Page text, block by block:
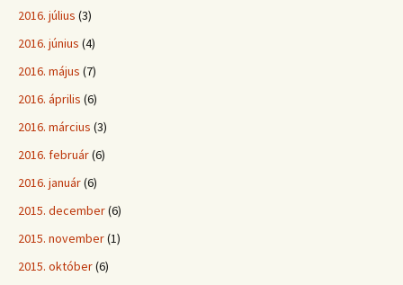
2016. július (3)
2016. június (4)
2016. május (7)
2016. április (6)
2016. március (3)
2016. február(6)
2016. január(6)
2015. december(6)
2015. november(1)
2015. október(6)